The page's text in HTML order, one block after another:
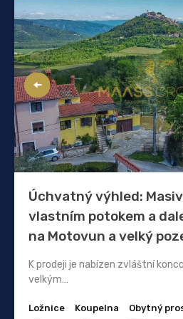
Úchvatný výhled:
vlastním potokem a
na Motovun a velký
K prodeji je nabízen zvláštní
velkým…
Ložnice
Koupelna
Obytný